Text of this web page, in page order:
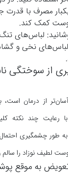
مصرف با قدرت
کمک کند.
لباس‌های
نخی و گشاد
از سوختگی
از درمان
رعایت چند نکته
طور چشمگیری
لطیف نوزاد را